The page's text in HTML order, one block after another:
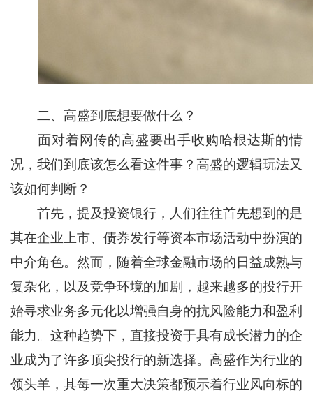
二、高盛到底想要做什么？
面对着网传的高盛要出手收购哈根达斯的情
况，我们到底该怎么看这件事？高盛的逻辑玩法又
该如何判断？
首先，提及投资银行，人们往往首先想到的是
其在企业上市、债券发行等资本市场活动中扮演的
中介角色。然而，随着全球金融市场的日益成熟与
复杂化，以及竞争环境的加剧，越来越多的投行开
始寻求业务多元化以增强自身的抗风险能力和盈利
能力。这种趋势下，直接投资于具有成长潜力的企
业成为了许多顶尖投行的新选择。高盛作为行业的
领头羊，其每一次重大决策都预示着行业风向标的